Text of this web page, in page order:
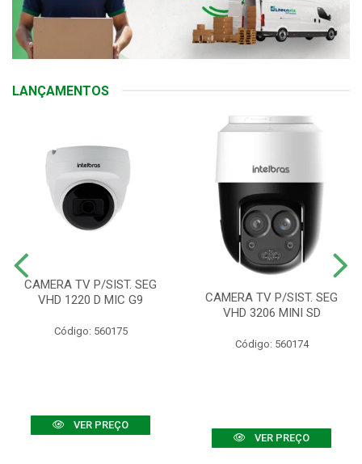
LANÇAMENTOS
CAMERA TV P/SIST. SEG
VHD 1220 D MIC G9
Código: 560175
VER PREÇO
CAMERA TV P/SIST. SEG
VHD 3206 MINI SD
Código: 560174
VER PREÇO